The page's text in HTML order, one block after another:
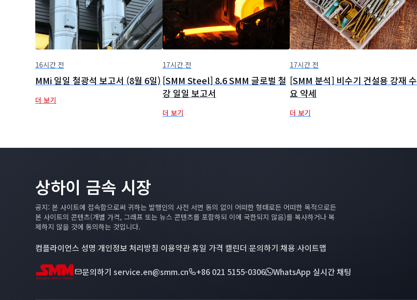
16시간 전
MMi 일일 철광석 보고서 (8월 6일)
더 보기
17시간 전
[SMM Steel] 8.6 SMM 글로벌 철
강 일일 보고서
더 보기
17시간 전
[SMM 분석] 비수기 건설용 강재 수
요 약세
더 보기
상하이 금속 시장
공지: 본 사이트에 접속함으로써 귀하는 발행인의 사전 서면 동의 없이 어떠한 형태로든 어떠한 목적으로든
본 사이트의 콘텐츠(개별 가격, 그래프 또는 뉴스 콘텐츠를 포함하되 이에 국한되지 않음)를 복사하거나 복
제하지 않을 것에 동의하는 것입니다.
컴플라이언스 성명 |개인정보 처리방침 |이용약관|휴일 가격 캘린더 |문의하기 |채용|사이트맵
문의하기 service.en@smm.cn +86 021 5155-0306 WhatsApp 실시간 채팅